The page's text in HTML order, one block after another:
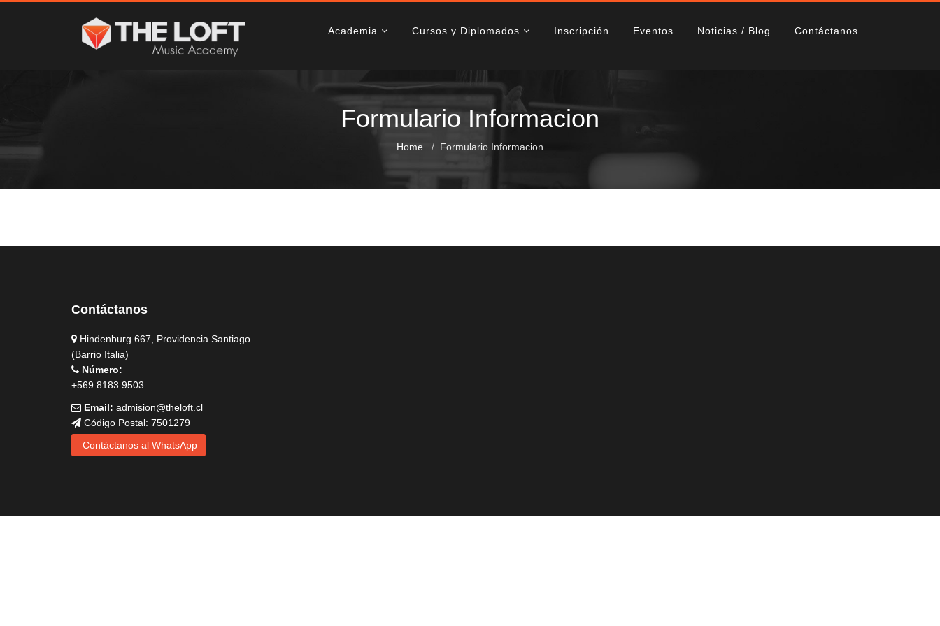
Academia Cursos y Diplomados Inscripción Eventos Noticias / Blog Contáctanos
Formulario Informacion
Home Formulario Informacion
Contáctanos
Hindenburg 667, Providencia Santiago
(Barrio Italia)
Número:
+569 8183 9503
Email: admision@theloft.cl
Código Postal: 7501279
Contáctanos al WhatsApp